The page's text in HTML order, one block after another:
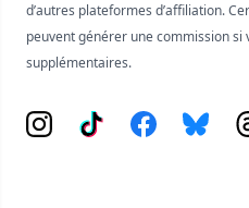
d’autres plateformes d’affiliation.
peuvent générer une commission si
supplémentaires.
Instagram
Tiktok FacebookBluesky